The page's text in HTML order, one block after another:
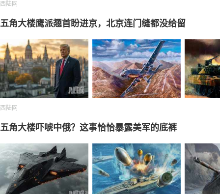
西陆网
五角大楼鹰派翘首盼进京，北京连门缝都没给留
西陆网
五角大楼吓唬中俄？这事恰恰暴露美军的底裤